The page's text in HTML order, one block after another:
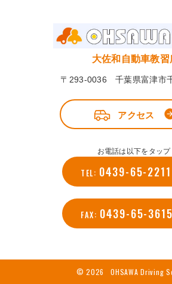
大佐和自動車教習
〒293-0036 千葉県富津市
アクセス
お電話は以下をタップ
TEL: 0439-65-2211
FAX: 0439-65-3615
© 2026 OHSAWA Driving